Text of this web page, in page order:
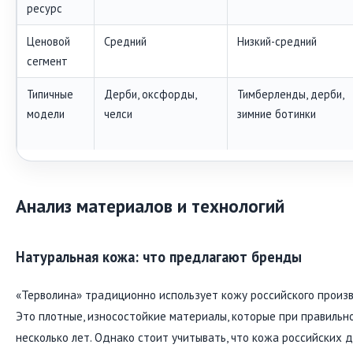
ресурс
Ценовой
сегмент
Средний Низкий-средний
Типичные
модели
Дерби, оксфорды,
челси
Тимберленды, дерби,
зимние ботинки
Анализ материалов и технологий
Натуральная кожа: что предлагают бренды
«Терволина» традиционно использует кожу российского
Это плотные, износостойкие материалы, которые при
несколько лет. Однако стоит учитывать, что кожа российских